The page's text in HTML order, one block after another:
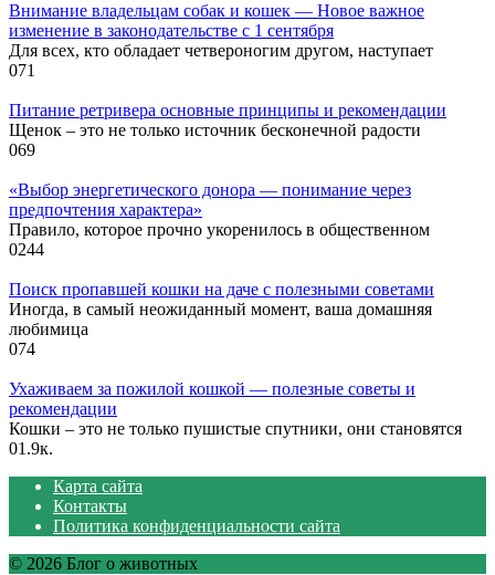
Внимание владельцам собак и кошек — Новое важное
изменение в законодательстве с 1 сентября
Для всех, кто обладает четвероногим другом, наступает
071
Питание ретривера основные принципы и рекомендации
Щенок – это не только источник бесконечной радости
069
«Выбор энергетического донора — понимание через
предпочтения характера»
Правило, которое прочно укоренилось в общественном
0244
Поиск пропавшей кошки на даче с полезными советами
Иногда, в самый неожиданный момент, ваша домашняя
любимица
074
Ухаживаем за пожилой кошкой — полезные советы и
рекомендации
Кошки – это не только пушистые спутники, они становятся
01.9к.
Карта сайта
Контакты
Политика конфиденциальности сайта
© 2026 Блог о животных